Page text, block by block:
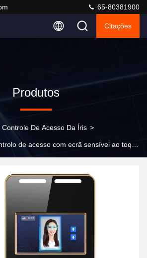
65-80381900
Citações
Produtos
Controle De Acesso Da Íris >
de acesso com ecrã sensível ao toque